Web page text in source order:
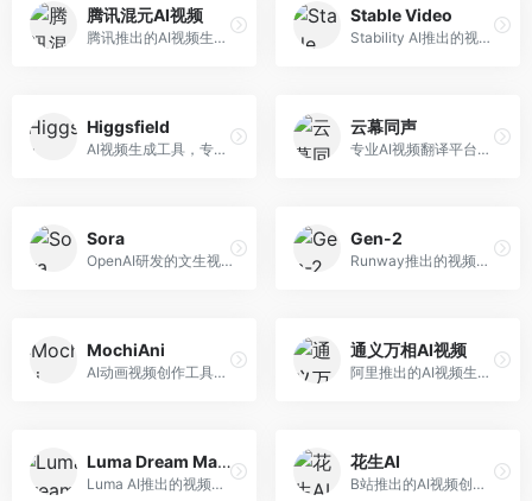
腾讯混元AI视频
腾讯推出的AI视频生成工具，基于混元大模型。面向腾讯生态用户和内容创作者，支持文生视频、视频编辑等功能，与腾讯产品生态深度整合。
Stable Video
Stability AI推出的视频生成模型，开源可部署。面向开发者和专业创作者，支持视频生成、视频编辑等功能，开源生态完善，定制化程度高。
Higgsfield
AI视频生成工具，专注于高质量视频内容创作。面向视频创作者和营销人员，支持文生视频、视频编辑等功能，视频效果逼真，适合商业应用。
云幕同声
专业AI视频翻译平台，支持视频多语言配音和字幕生成。面向跨境电商和内容出海从业者，提供视频翻译、配音、字幕生成等服务，多语言支持完善。
Sora
OpenAI研发的文生视频大模型，可根据文字描述生成长达60秒的高清视频。面向影视创作者、广告从业者和内容生产者，视频连贯性强，物理世界理解准确，代表了AI视频生成的最高水平。
Gen-2
Runway推出的视频生成模型，专注于文生视频和视频风格转换。面向影视制作人和创意工作者，支持文本到视频、图像到视频等多种生成模式，视频质量专业级。
MochiAni
AI动画视频创作工具，专注于动画内容生成。面向动画创作者和二次元内容生产者，支持动画风格视频生成，动画效果流畅，适合动漫内容创作。
通义万相AI视频
阿里推出的AI视频生成服务，整合图像与视频创作能力。面向电商和营销从业者，支持商品视频生成、营销视频制作等服务，商业应用场景丰富。
Luma Dream Machine
Luma AI推出的视频生成工具，专注于高质量视频创作。面向影视创作者和内容生产者，支持文生视频、图生视频，视频质量高，物理运动流畅自然。
花生AI
B站推出的AI视频创作工具，专注于短视频内容生成。面向B站创作者，支持视频生成、视频编辑等功能，与B站平台深度整合，创作效率高。